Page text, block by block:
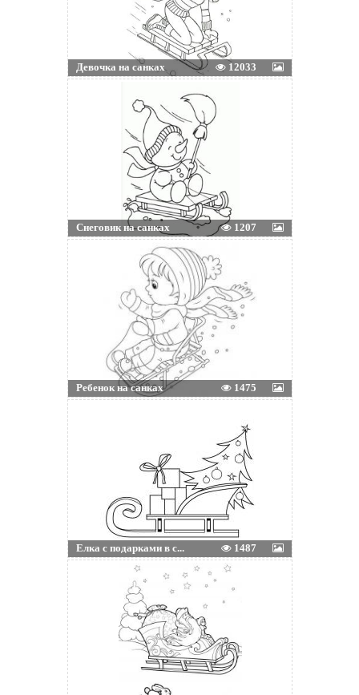
Девочка на санках 12033
Снеговик на санках 1207
Ребенок на санках 1475
Елка с подарками в с... 1487